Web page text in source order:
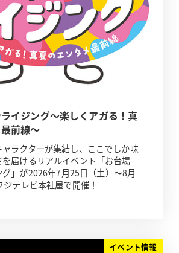
イジング～楽しくアガる！真
前線～
ラクターが集結し、ここでしか味
届けるリアルイベント「お台場
グ」が2026年7月25日（土）〜8月
テレビ本社屋で開催！
イベント情報